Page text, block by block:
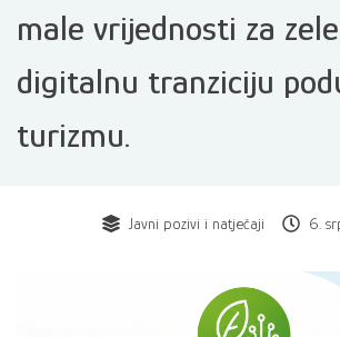
male vrijednosti za
digitalnu tranziciju
turizmu.
Javni pozivi i natječaji 6.